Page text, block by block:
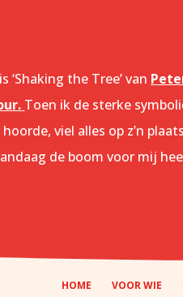
‘Shaking the Tree’ van
. Toen ik de sterke
viel alles op z’n
de boom voor mij
HOME VOOR WIE